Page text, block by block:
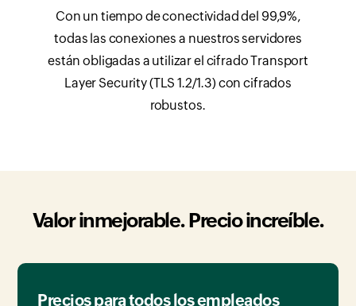
Con un tiempo de conectividad del 99,9%,
todas las conexiones a nuestros servidores
están obligadas a utilizar el cifrado Transport
Layer Security (TLS 1.2/1.3) con cifrados
robustos.
Valor inmejorable. Precio increíble.
Precios para todos los empleados